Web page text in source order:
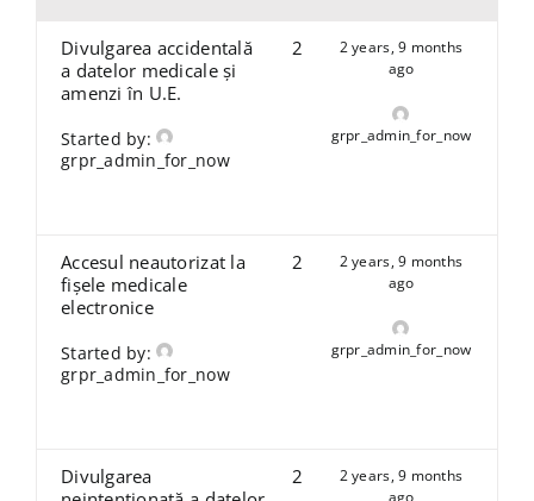
Divulgarea accidentală
a datelor medicale și
amenzi în U.E.
Started by:
grpr_admin_for_now
2
2 years, 9 months
ago
grpr_admin_for_now
Accesul neautorizat la
fișele medicale
electronice
Started by:
grpr_admin_for_now
2
2 years, 9 months
ago
grpr_admin_for_now
Divulgarea
2
2 years, 9 months
ago